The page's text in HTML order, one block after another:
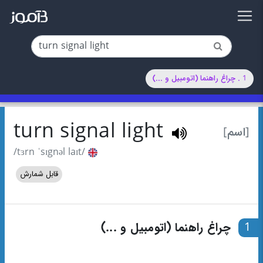
1 . چراغ راهنما (اتومبیل و ...)
[اسم] turn signal light
/tɜrn ˈsɪgnəl laɪt/
قابل شمارش
1 چراغ راهنما (اتومبیل و ...)